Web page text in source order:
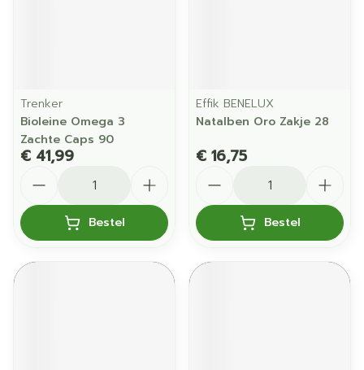
Trenker
Bioleine Omega 3
Zachte Caps 90
€ 41,99
Bestel
Effik BENELUX
Natalben Oro Zakje 28
€ 16,75
Bestel